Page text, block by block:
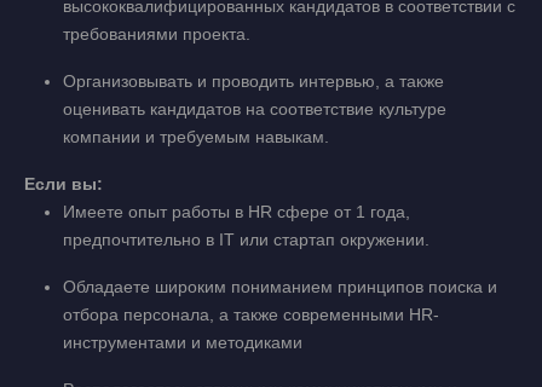
высококвалифицированных кандидатов в соответствии с
требованиями проекта.
Организовывать и проводить интервью, а также
оценивать кандидатов на соответствие культуре
компании и требуемым навыкам.
Если вы:
Имеете опыт работы в HR сфере от 1 года,
предпочтительно в IT или стартап окружении.
Обладаете широким пониманием принципов поиска и
отбора персонала, а также современными HR-
инструментами и методиками